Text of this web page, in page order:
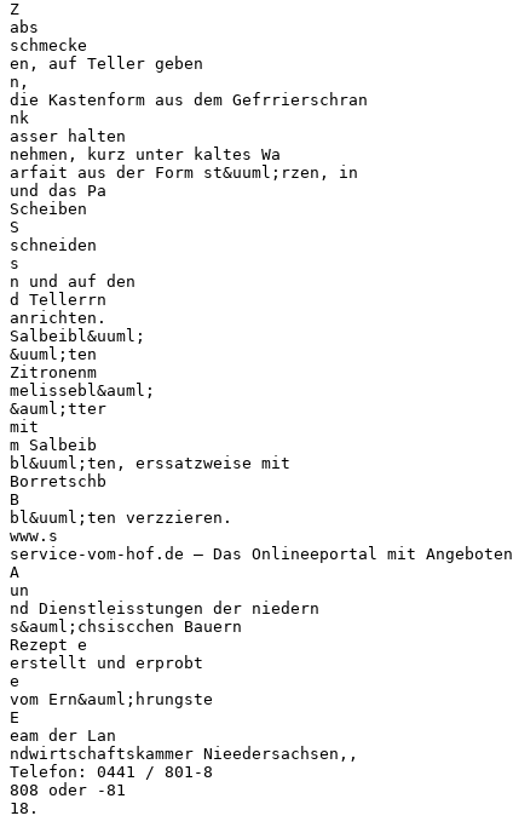
Z
abs
schmecke
en, auf Teller geben
n,
die Kastenform aus dem Gefrrierschran
nk
asser halten
nehmen, kurz unter kaltes Wa
arfait aus der Form st&uuml;rzen, in
und das Pa
Scheiben
S
schneiden
s
n und auf den
d Tellerrn
anrichten.
Salbeibl&uuml;
&uuml;ten
Zitronenm
melissebl&auml;
&auml;tter
mit
m Salbeib
bl&uuml;ten, erssatzweise mit
Borretschb
B
bl&uuml;ten verzzieren.
www.s
service-vom-hof.de – Das Onlineeportal mit Angeboten
A
un
nd Dienstleisstungen der niedern
s&auml;chsiscchen Bauern
Rezept e
erstellt und erprobt
e
vom Ern&auml;hrungste
E
eam der Lan
ndwirtschaftskammer Nieedersachsen,,
Telefon: 0441 / 801-8
808 oder -81